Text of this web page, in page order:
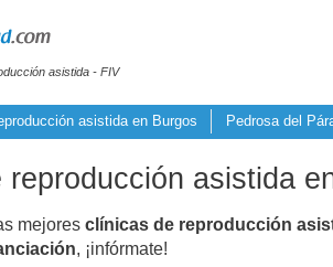
asistida - FIV
asistida en Burgos Pedrosa del
asistida
mejores clínicas de reproducción
, ¡infórmate!